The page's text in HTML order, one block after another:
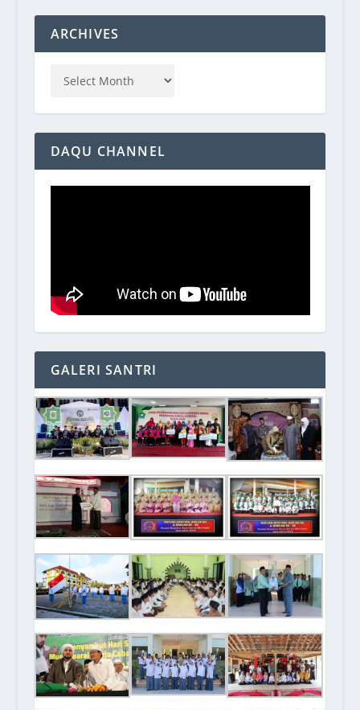
ARCHIVES
DAQU CHANNEL
GALERI SANTRI